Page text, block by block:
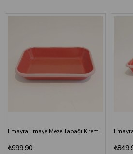
Emayra Emaye Meze Tabağı Kiremit 27x19 cm
₺999,90